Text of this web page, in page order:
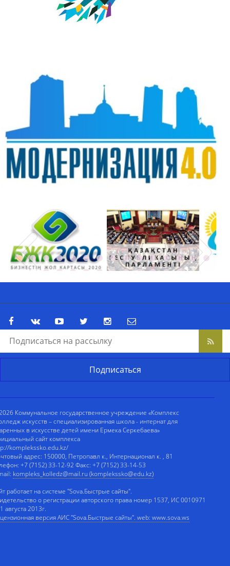
Коммунальное государственное учреждение «Комплекс
искусств – специализированная школа - интернат для
в искусстве детей имени Ермека Серкебаева»
сайт комплекса
komplekssko.edu.kz/
адрес: 150000, Петропавл к., Интернационал к. , 81
+7 (7152) 33-12-92 Факс: +7 (7152) 33-14-53
kompleks_kolledz@mail.ru (komplekssko@edu.kz)
работает на системе "Sova.Быстрые сайты".
о регистрации авторского права номер 1537, ИС 0010971
августа 2013г.
версия АИС "Sova.Быстрые сайты". web: www.sova.ws